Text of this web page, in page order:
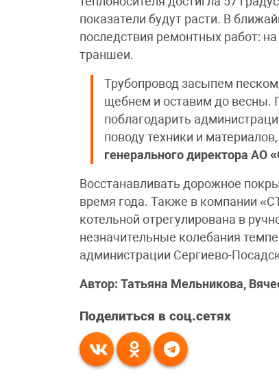
показатели будут расти. В
последствия ремонтных работ:
траншеи.
Трубопровод засыпем
щебнем и оставим до весны.
поблагодарить
поводу техники и
генерального директора АО
Восстанавливать дорожное
время года. Также в компании
котельной отрегулирована в
незначительные колебания
администрации Сергиево-
Автор: Татьяна Мельникова,
Поделиться в соц.сетях